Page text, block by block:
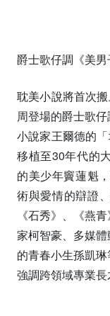
爵士歌仔調《美男
耽美小說將首次
周登場的爵士歌
小說家王爾德的
移植至30年代的
的美少年竇蓮魁
術與愛情的辯證
《石秀》、《燕
家柯智豪、多媒
的青春小生孫凱
強調跨領域專業長